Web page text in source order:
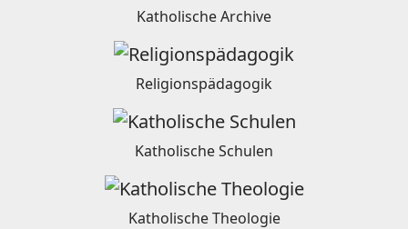
Katholische Archive
Religionspädagogik
Katholische Schulen
Katholische Theologie